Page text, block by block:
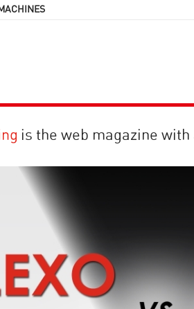
is the web magazine with